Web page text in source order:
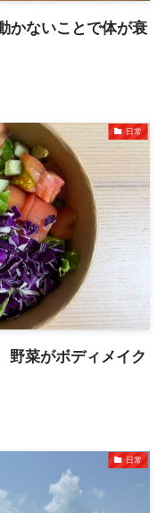
かないことで体が衰
日常
野菜がボディメイク
日常